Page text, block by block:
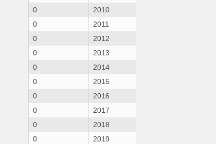
0
2010
0
2011
0
2012
0
2013
0
2014
0
2015
0
2016
0
2017
0
2018
0
2019